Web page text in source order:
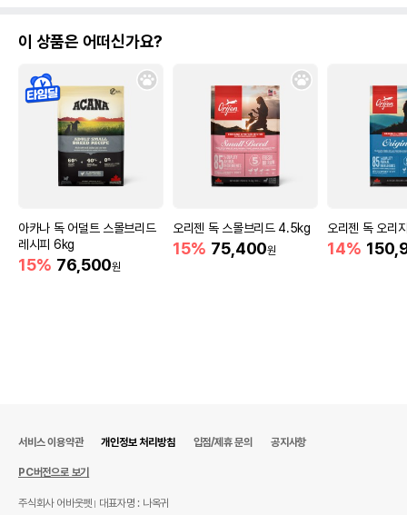
이 상품은 어떠신가요?
아카나 독 어덜트 스몰브리드
레시피 6kg
15% 76,500원
오리젠 독 스몰브리드 4.5kg
15% 75,400원
오리젠 독 오리
14%
서비스 이용약관 개인정보 처리방침 입점/제휴 문의 공지사항
PC버전으로 보기
주식회사 어바웃펫
대표자명 : 나옥귀